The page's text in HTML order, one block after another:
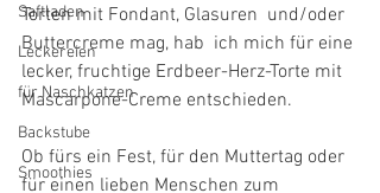
Saftladen
Leckereien
für Naschkatzen
Backstube
Smoothies
Torten mit Fondant, Glasuren  und/oder
Buttercreme mag, hab  ich mich für eine
lecker, fruchtige Erdbeer-Herz-Torte mit
Mascarpone-Creme entschieden.
Ob fürs ein Fest, für den Muttertag oder
für einen lieben Menschen zum